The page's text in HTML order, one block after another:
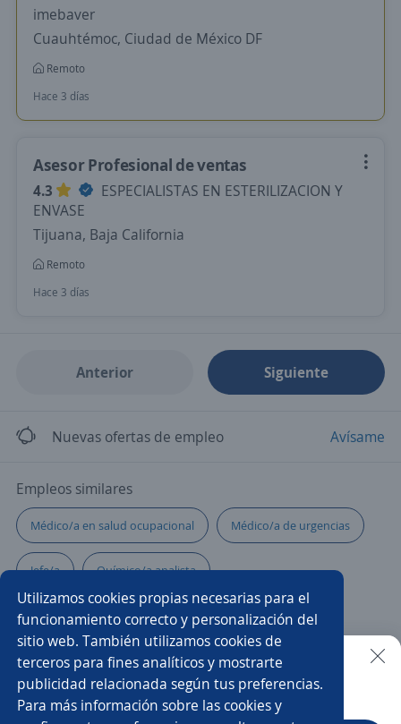
Utilizamos cookies propias necesarias para el
funcionamiento correcto y personalización del
sitio web. También utilizamos cookies de
terceros para fines analíticos y mostrarte
publicidad relacionada según tus preferencias.
Para más información sobre las cookies y
imebaver
Cuauhtémoc, Ciudad de México DF
Remoto
Hace 3 días
Asesor Profesional de ventas
4.3
ESPECIALISTAS EN ESTERILIZACION Y
ENVASE
Tijuana, Baja California
Remoto
Hace 3 días
Anterior Siguiente
Nuevas ofertas de empleo Avísame
Empleos similares
Médico/a en salud ocupacional Médico/a de urgencias
Jefe/a Químico/a analista
Médico/a de consulta general Psicólogo clínico
Farmacia Médico radiólogo Ejecutivo/a de ventas
Doctor/a Médico/a Enfermero/a industrial
Buscar es más fácil en la app